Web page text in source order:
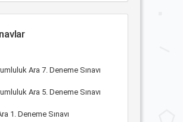
Ara 7. Deneme Sınavı
Ara 5. Deneme Sınavı
1. Deneme Sınavı